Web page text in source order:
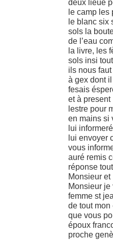
deux lieue
le camp les
le blanc six
sols la
de l’eau
la livre, les
sols insi
ils nous
à gex dont
fesais
et à present
lestre pour
en mains si
lui
lui envoyer
vous
auré remis
réponse
Monsieur
Monsieur je
femme st
de tout
que vous
époux
proche